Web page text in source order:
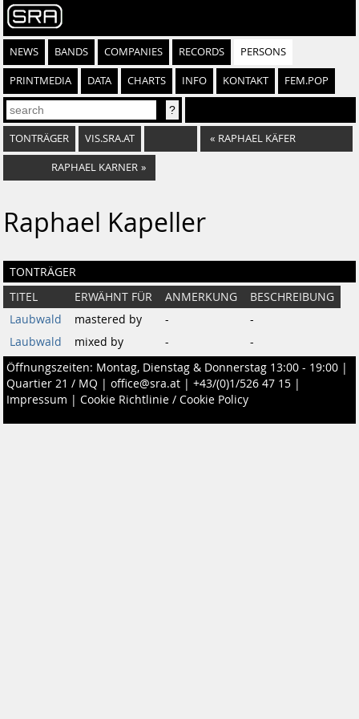
NEWS BANDS COMPANIES RECORDS PERSONS
PRINTMEDIA DATA CHARTS INFO KONTAKT FEM.POP
TONTRÄGER VIS.SRA.AT « RAPHAEL KÄFER
RAPHAEL KARNER »
Raphael Kapeller
TONTRÄGER
TITEL ERWÄHNT FÜR ANMERKUNG
BESCHREIBUNG
Laubwald
mastered by -
-
Laubwald
mixed by -
-
Öffnungszeiten: Montag, Dienstag & Donnerstag 13:00 - 19:00 |
Quartier 21 / MQ | office@sra.at | +43/(0)1/526 47 15 |
Impressum | Cookie Richtlinie / Cookie Policy